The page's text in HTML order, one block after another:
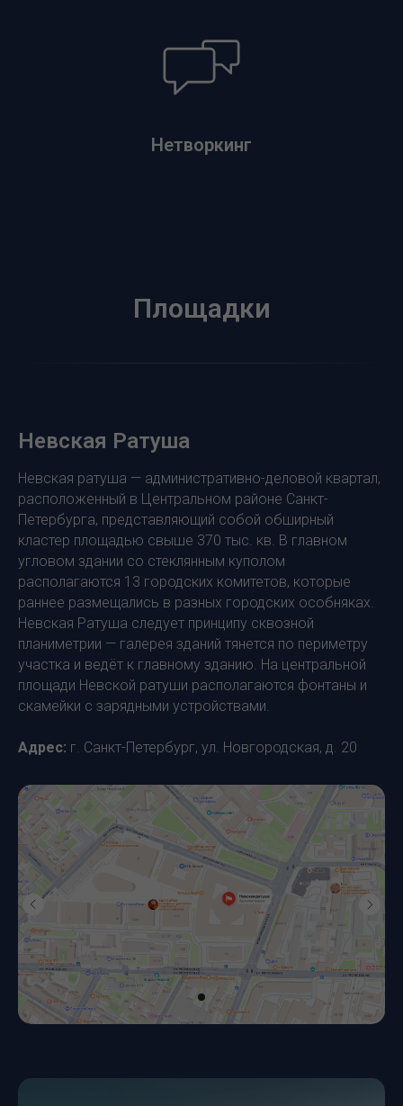
Нетворкинг
Площадки
Невская Ратуша
Невская ратуша — административно-деловой квартал,
расположенный в Центральном районе Санкт-
Петербурга, представляющий собой обширный
кластер площадью свыше 370 тыс. кв. В главном
угловом здании со стеклянным куполом
располагаются 13 городских комитетов, которые
раннее размещались в разных городских особняках.
Невская Ратуша следует принципу сквозной
планиметрии — галерея зданий тянется по периметру
участка и ведёт к главному зданию. На центральной
площади Невской ратуши располагаются фонтаны и
скамейки с зарядными устройствами.
Адрес: г. Санкт-Петербург, ул. Новгородская, д. 20